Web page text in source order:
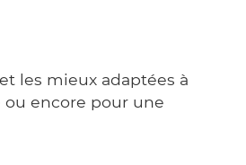
les mieux adaptées à
ou encore pour une